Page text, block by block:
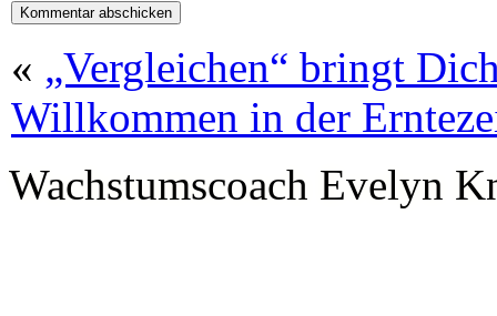
« „Vergleichen“ bringt
Willkommen in der
Wachstumscoach Evelyn